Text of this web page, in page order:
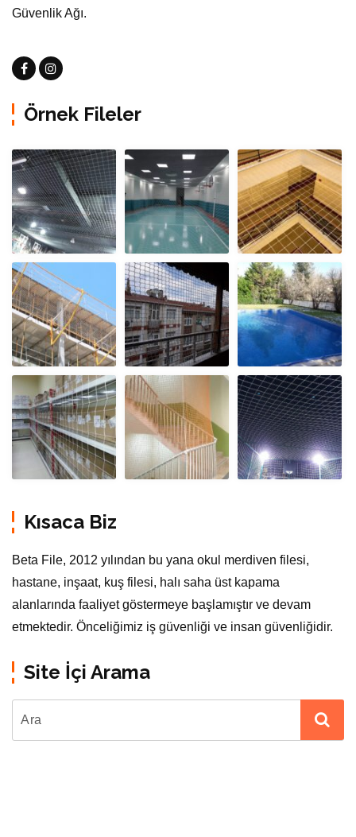
Güvenlik Ağı.
Örnek Fileler
Kısaca Biz
Beta File, 2012 yılından bu yana okul merdiven filesi,
hastane, inşaat, kuş filesi, halı saha üst kapama
alanlarında faaliyet göstermeye başlamıştır ve devam
etmektedir. Önceliğimiz iş güvenliği ve insan güvenliğidir.
Site İçi Arama